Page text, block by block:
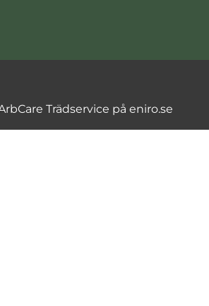
Trädservice på eniro.se